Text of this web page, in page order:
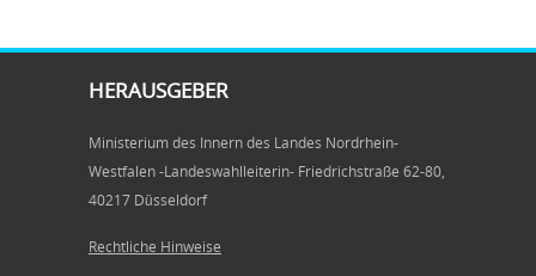
HERAUSGEBER
Ministerium des Innern des Landes Nordrhein-
Westfalen -Landeswahlleiterin- Friedrichstraße 62-80,
40217 Düsseldorf
Rechtliche Hinweise